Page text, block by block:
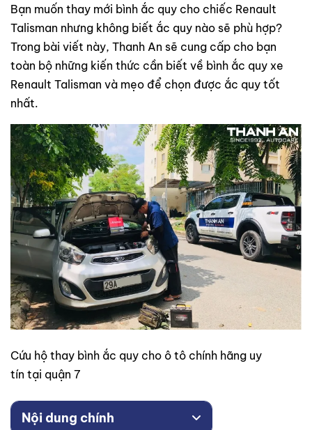
Bạn muốn thay mới bình ắc quy cho chiếc Renault
Talisman nhưng không biết ắc quy nào sẽ phù hợp?
Trong bài viết này, Thanh An sẽ cung cấp cho bạn
toàn bộ những kiến thức cần biết về bình ắc quy xe
Renault Talisman và mẹo để chọn được ắc quy tốt
nhất.
Cứu hộ thay bình ắc quy cho ô tô chính hãng uy
tín tại quận 7
Nội dung chính